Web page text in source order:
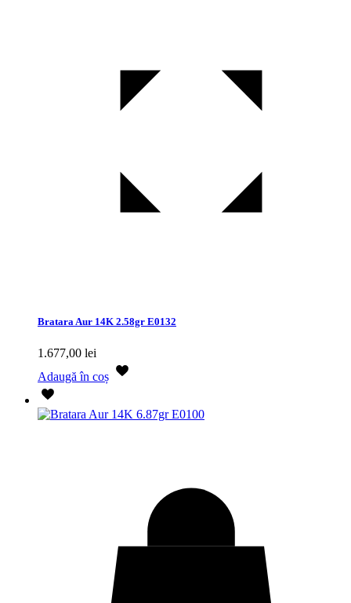
Bratara Aur 14K 2.58gr E0132
1.677,00 lei
Adaugă în coș